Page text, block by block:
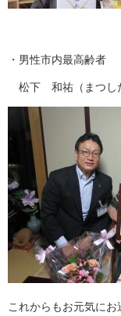
・男性市内最高齢者
松下 和祐（まつ
これからもお元気にお